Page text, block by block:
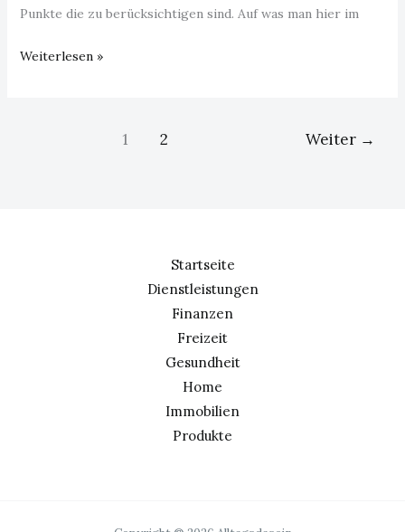
Punkte die zu berücksichtigen sind. Auf was man hier im
Weiterlesen »
1 2 Weiter →
Startseite
Dienstleistungen
Finanzen
Freizeit
Gesundheit
Home
Immobilien
Produkte